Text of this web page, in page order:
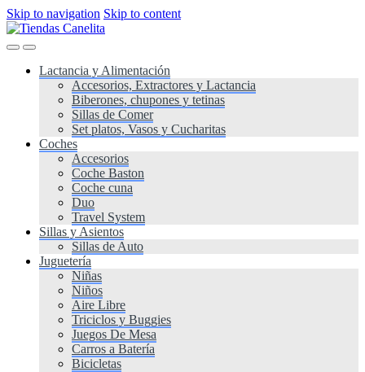
Skip to navigation Skip to content
Lactancia y Alimentación
Accesorios, Extractores y Lactancia
Biberones, chupones y tetinas
Sillas de Comer
Set platos, Vasos y Cucharitas
Coches
Accesorios
Coche Baston
Coche cuna
Duo
Travel System
Sillas y Asientos
Sillas de Auto
Juguetería
Niñas
Niños
Aire Libre
Triciclos y Buggies
Juegos De Mesa
Carros a Batería
Bicicletas